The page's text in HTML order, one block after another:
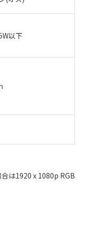
以下
は1920 x 1080p RGB